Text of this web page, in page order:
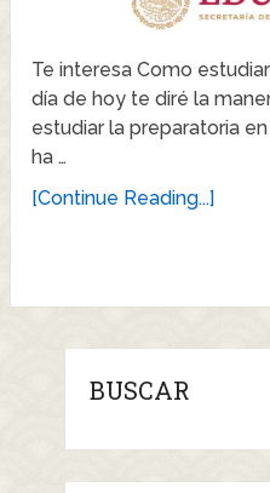
Te interesa Como
día de hoy te diré la
estudiar la preparatoria
ha …
[Continue Reading...]
BUSCAR